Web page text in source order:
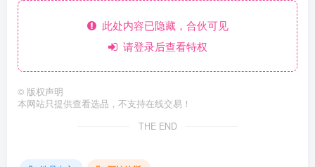
此处内容已隐藏，合伙可见
请登录后查看特权
© 版权声明
本网站只提供查看选品，不支持在线交易！
THE END